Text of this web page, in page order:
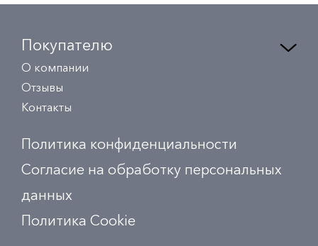
Покупателю
О компании
Отзывы
Контакты
Политика конфиденциальности
Согласие на обработку персональных
данных
Политика Сookie